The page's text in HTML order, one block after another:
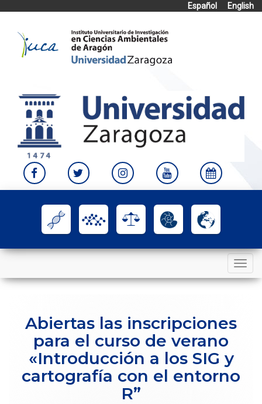
Español
English
content
Toggle
navigation
Abiertas las inscripciones
para el curso de verano
«Introducción a los SIG y
cartografía con el entorno
R”